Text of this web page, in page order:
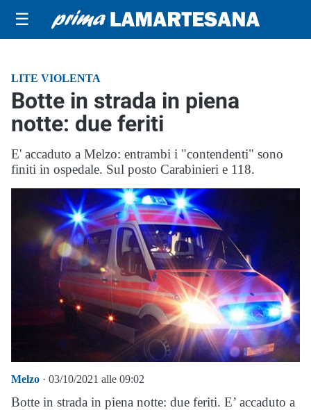
☰
LITE VIOLENTA
Botte in strada in piena
notte: due feriti
E' accaduto a Melzo: entrambi i "contendenti" sono
finiti in ospedale. Sul posto Carabinieri e 118.
Melzo · 03/10/2021 alle 09:02
Botte in strada in piena notte: due feriti. E’ accaduto a